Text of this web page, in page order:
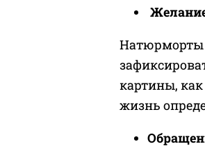
Натюрморты
картины,
жизнь